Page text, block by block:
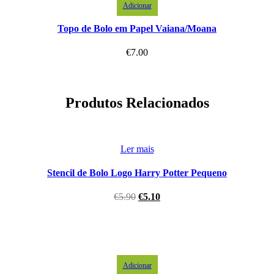
Adicionar
Topo de Bolo em Papel Vaiana/Moana
€7.00
Produtos Relacionados
Ler mais
Stencil de Bolo Logo Harry Potter Pequeno
€5.90 €5.10
Adicionar